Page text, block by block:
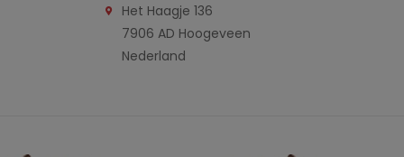
Het Haagje 136
7906 AD Hoogeveen
Nederland